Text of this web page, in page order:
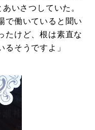
いさつしていた。
で働いていると聞い
たけど、根は素直な
そうですよ」